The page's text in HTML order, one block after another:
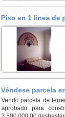
Piso en 1 linea de
Véndese parcela
Vendo parcela de
aprobado para